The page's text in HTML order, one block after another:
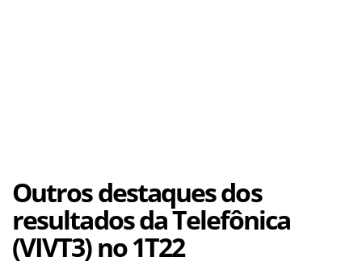
Outros destaques dos
resultados da Telefônica
(VIVT3) no 1T22